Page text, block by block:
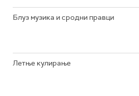
Блуз музика и сродни правци
Летње кулирање